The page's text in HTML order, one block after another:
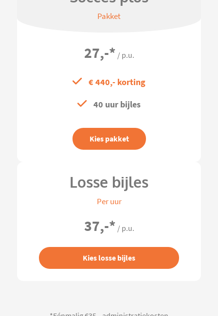
Pakket
27,-* / p.u.
€ 440,- korting
40 uur bijles
Kies pakket
Losse bijles
Per uur
37,-* / p.u.
Kies losse bijles